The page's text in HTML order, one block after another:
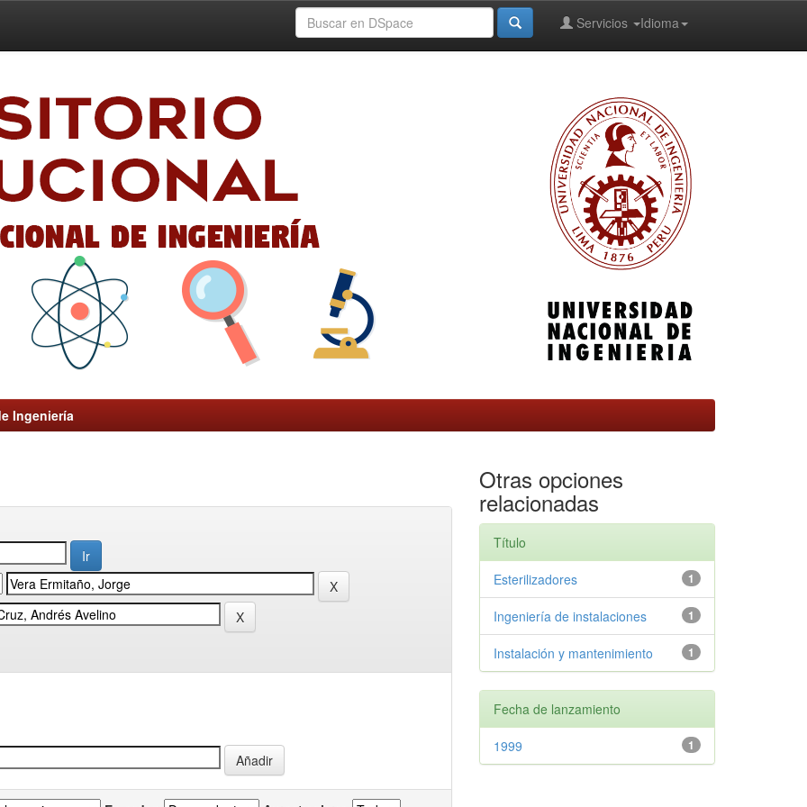
Idioma
Servicios
Ingeniería
Otras opciones
relacionadas
Título
1
Esterilizadores
1
Ingeniería de instalaciones
1
Instalación y mantenimiento
Fecha de lanzamiento
1
1999